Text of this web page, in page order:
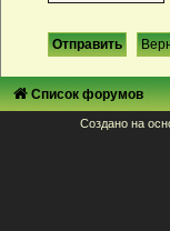
Список форумов
Создано на